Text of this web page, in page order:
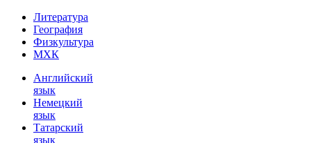
Литература
География
Физкультура
МХК
Английский
язык
Немецкий
язык
Татарский
язык